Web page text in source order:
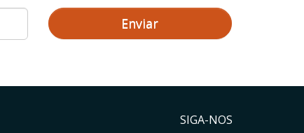
Enviar
SIGA-NOS